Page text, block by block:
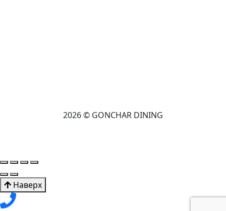
2026 © GONCHAR DINING
Наверх